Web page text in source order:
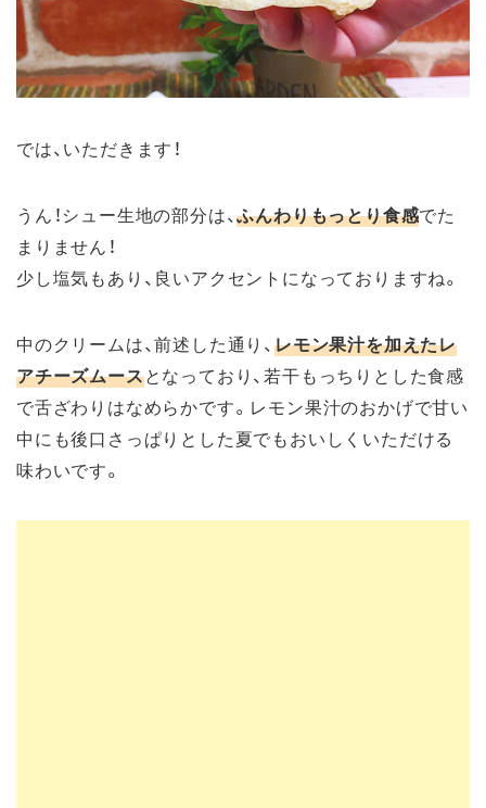
では、いただきます！
うん！シュー生地の部分は、ふんわりもっとり食感でた
まりません！
少し塩気もあり、良いアクセントになっておりますね。
中のクリームは、前述した通り、レモン果汁を加えたレ
アチーズムースとなっており、若干もっちりとした食感
で舌ざわりはなめらかです。レモン果汁のおかげで甘い
中にも後口さっぱりとした夏でもおいしくいただける
味わいです。